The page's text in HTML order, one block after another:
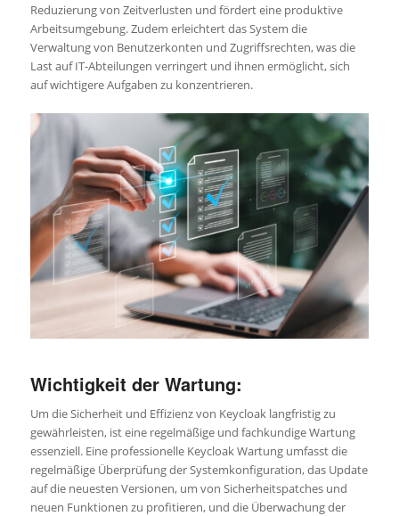
Reduzierung von Zeitverlusten und fördert eine produktive
Arbeitsumgebung. Zudem erleichtert das System die
Verwaltung von Benutzerkonten und Zugriffsrechten, was die
Last auf IT-Abteilungen verringert und ihnen ermöglicht, sich
auf wichtigere Aufgaben zu konzentrieren.
Wichtigkeit der Wartung:
Um die Sicherheit und Effizienz von Keycloak langfristig zu
gewährleisten, ist eine regelmäßige und fachkundige Wartung
essenziell. Eine professionelle Keycloak Wartung umfasst die
regelmäßige Überprüfung der Systemkonfiguration, das Update
auf die neuesten Versionen, um von Sicherheitspatches und
neuen Funktionen zu profitieren, und die Überwachung der